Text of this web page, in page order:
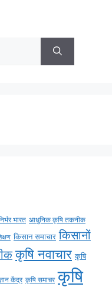
भारत आधुनिक कृषि तकनीक
किसान समाचार किसानों
कृषि नवाचार कृषि
केंद्र कृषि समाचर कृषि